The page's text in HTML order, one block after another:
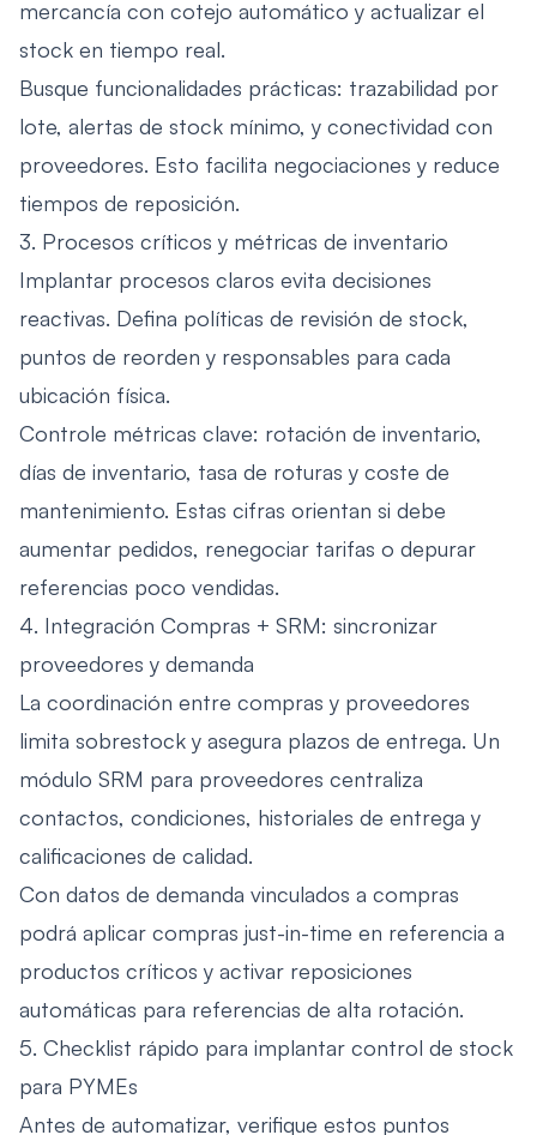
mercancía con cotejo automático y actualizar el
stock en tiempo real.
Busque funcionalidades prácticas: trazabilidad por
lote, alertas de stock mínimo, y conectividad con
proveedores. Esto facilita negociaciones y reduce
tiempos de reposición.
3. Procesos críticos y métricas de inventario
Implantar procesos claros evita decisiones
reactivas. Defina políticas de revisión de stock,
puntos de reorden y responsables para cada
ubicación física.
Controle métricas clave: rotación de inventario,
días de inventario, tasa de roturas y coste de
mantenimiento. Estas cifras orientan si debe
aumentar pedidos, renegociar tarifas o depurar
referencias poco vendidas.
4. Integración Compras + SRM: sincronizar
proveedores y demanda
La coordinación entre compras y proveedores
limita sobrestock y asegura plazos de entrega. Un
módulo SRM para proveedores centraliza
contactos, condiciones, historiales de entrega y
calificaciones de calidad.
Con datos de demanda vinculados a compras
podrá aplicar compras just-in-time en referencia a
productos críticos y activar reposiciones
automáticas para referencias de alta rotación.
5. Checklist rápido para implantar control de stock
para PYMEs
Antes de automatizar, verifique estos puntos